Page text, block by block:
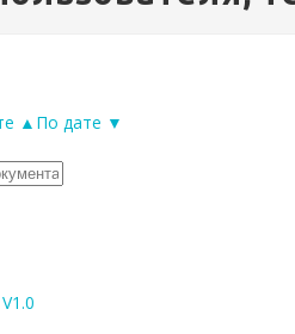
▲ По дате ▼